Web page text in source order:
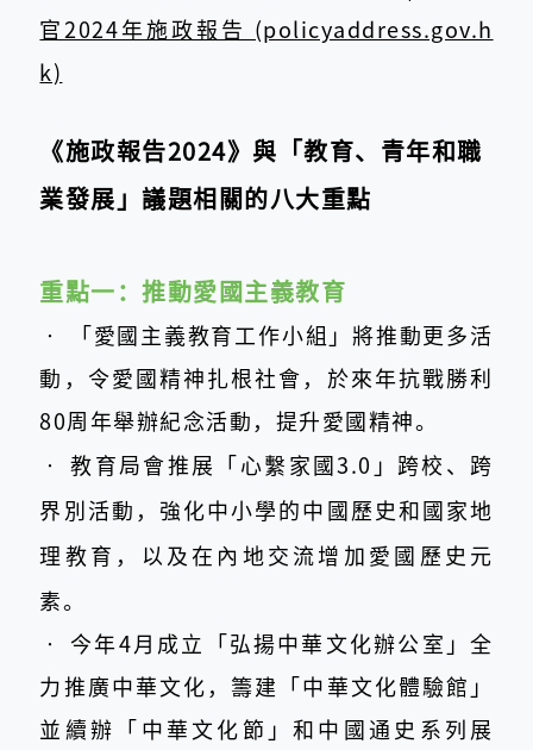
官2024年施政報告 (policyaddress.gov.h
k)
《施政報告2024》與「教育、青年和職
業發展」議題相關的八大重點
重點一：推動愛國主義教育
‧ 「愛國主義教育工作小組」將推動更多活
動，令愛國精神扎根社會，於來年抗戰勝利
80周年舉辦紀念活動，提升愛國精神。
‧教育局會推展「心繫家國3.0」跨校、跨
界別活動，強化中小學的中國歷史和國家地
理教育，以及在內地交流增加愛國歷史元
素。
‧今年4月成立「弘揚中華文化辦公室」全
力推廣中華文化，籌建「中華文化體驗館」
並續辦「中華文化節」和中國通史系列展